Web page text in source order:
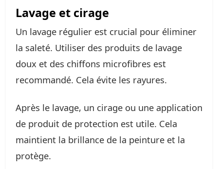
Lavage et cirage
Un lavage régulier est crucial pour éliminer
la saleté. Utiliser des produits de lavage
doux et des chiffons microfibres est
recommandé. Cela évite les rayures.
Après le lavage, un cirage ou une application
de produit de protection est utile. Cela
maintient la brillance de la peinture et la
protège.